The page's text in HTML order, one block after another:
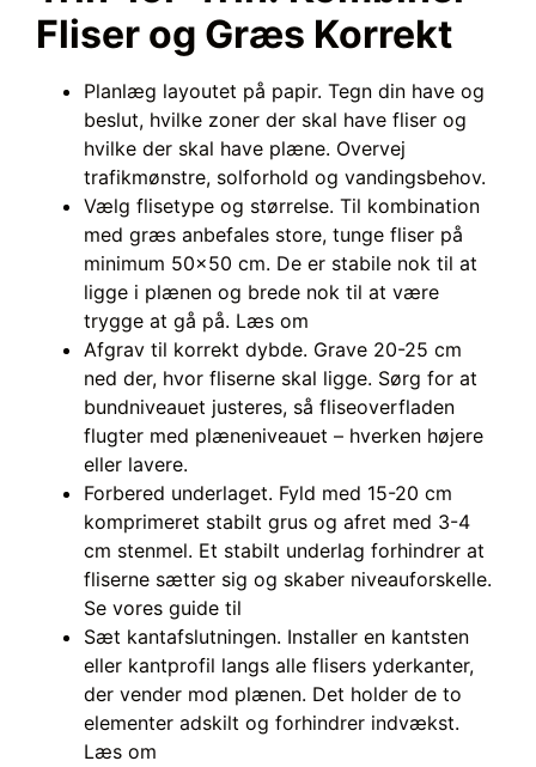
Fliser og Græs Korrekt
Planlæg layoutet på papir. Tegn din have og
beslut, hvilke zoner der skal have fliser og
hvilke der skal have plæne. Overvej
trafikmønstre, solforhold og vandingsbehov.
Vælg flisetype og størrelse. Til kombination
med græs anbefales store, tunge fliser på
minimum 50×50 cm. De er stabile nok til at
ligge i plænen og brede nok til at være
trygge at gå på. Læs om
Afgrav til korrekt dybde. Grave 20-25 cm
ned der, hvor fliserne skal ligge. Sørg for at
bundniveauet justeres, så fliseoverfladen
flugter med plæneniveauet – hverken højere
eller lavere.
Forbered underlaget. Fyld med 15-20 cm
komprimeret stabilt grus og afret med 3-4
cm stenmel. Et stabilt underlag forhindrer at
fliserne sætter sig og skaber niveauforskelle.
Se vores guide til
Sæt kantafslutningen. Installer en kantsten
eller kantprofil langs alle flisers yderkanter,
der vender mod plænen. Det holder de to
elementer adskilt og forhindrer indvækst.
Læs om